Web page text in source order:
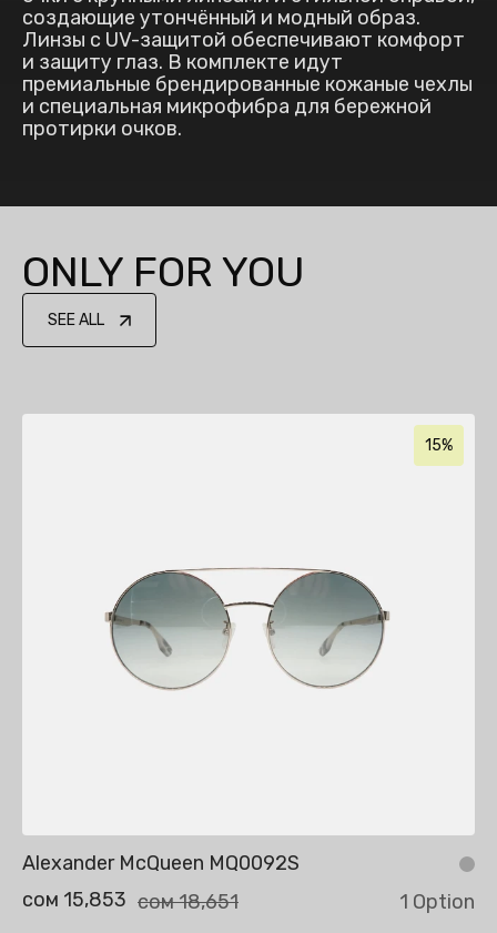
создающие утончённый и модный образ.
Линзы с UV-защитой обеспечивают комфорт
и защиту глаз. В комплекте идут
премиальные брендированные кожаные чехлы
и специальная микрофибра для бережной
протирки очков.
ONLY FOR YOU
SEE ALL
15%
Alexander McQueen MQ0092S
сом 15,853 сом 18,651 1 Option